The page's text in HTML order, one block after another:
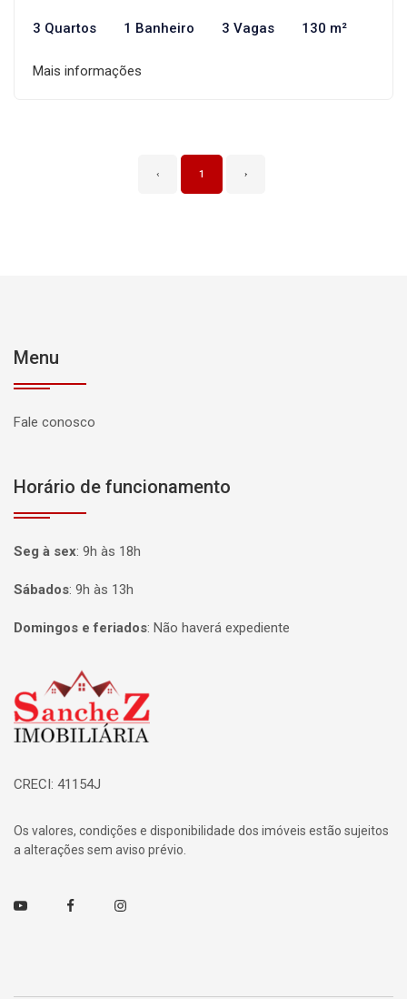
3 Quartos 1 Banheiro 3 Vagas 130 m²
Mais informações
‹ 1 ›
Menu
Fale conosco
Horário de funcionamento
Seg à sex: 9h às 18h
Sábados: 9h às 13h
Domingos e feriados: Não haverá expediente
Página inicial
CRECI: 41154J
Os valores, condições e disponibilidade dos imóveis estão sujeitos
a alterações sem aviso prévio.
Youtube FacebookInstagram